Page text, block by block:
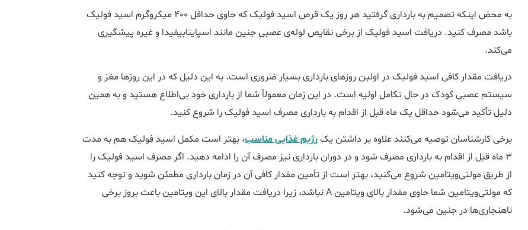
به محض اینکه تصمیم به بارداری گرفتید هر روز یک قرص اسید فولیک که حاوی حداقل 400 میکروگرم اسید فولیک
باشد مصرف کنید. دریافت اسید فولیک از برخی نقایص لوله‌ی عصبی جنین مانند اسپاینابیفیدا و غیره پیشگیری
می‌کند.
دریافت مقدار کافی اسید فولیک در اولین روزهای بارداری بسیار ضروری است. به این دلیل که در این روزها مغز و
سیستم عصبی کودک در حال تکامل اولیه است. در این زمان معمولاً شما از بارداری خود بی‌اطلاع هستید و به همین
دلیل تأکید می‌شود حداقل یک ماه قبل از اقدام به بارداری مصرف اسید فولیک را شروع کنید.
برخی کارشناسان توصیه می‌کنند علاوه بر داشتن یکرژیم غذایی مناسب، بهتر است مکمل اسید فولیک هم به مدت
3 ماه قبل از اقدام به بارداری مصرف شود و در دوران بارداری نیز مصرف آن را ادامه دهید. اگر مصرف اسید فولیک را
از طریق مولتی‌ویتامین شروع می‌کنید، بهتر است از تأمین مقدار کافی آن در زمان بارداری مطمئن شوید و توجه کنید
که مولتی‌ویتامین شما حاوی مقدار بالای ویتامین A نباشد، زیرا دریافت مقدار بالای این ویتامین باعث بروز برخی
ناهنجاری‌ها در جنین می‌شود.